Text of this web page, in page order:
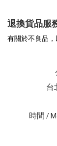
退換貨品服
有關於不良品，
台
時間 /